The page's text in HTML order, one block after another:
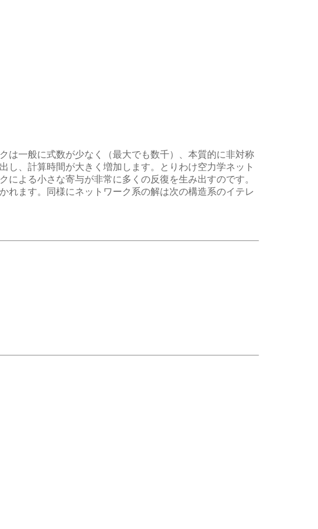
は一般に式数が少なく（最大でも数千）、本質的に非対称
し、計算時間が大きく増加します。とりわけ空力学ネット
よる小さな寄与が非常に多くの反復を生み出すのです。
れます。同様にネットワーク系の解は次の構造系のイテレ